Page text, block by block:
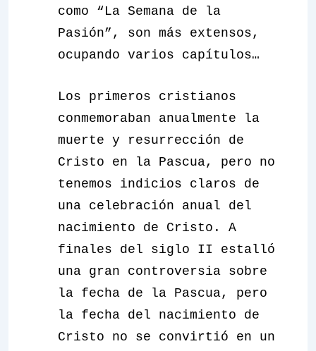
como “La Semana de la
Pasión”, son más extensos,
ocupando varios capítulos…
Los primeros cristianos
conmemoraban anualmente la
muerte y resurrección de
Cristo en la Pascua, pero no
tenemos indicios claros de
una celebración anual del
nacimiento de Cristo. A
finales del siglo II estalló
una gran controversia sobre
la fecha de la Pascua, pero
la fecha del nacimiento de
Cristo no se convirtió en un